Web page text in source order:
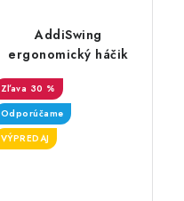
AddiSwing
ergonomický háčik
30 %
Odporúčame
VÝPREDAJ